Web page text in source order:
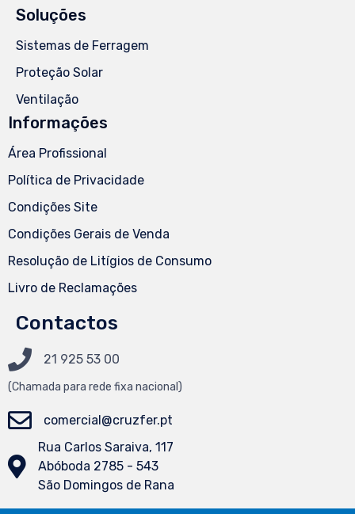
Soluções
Sistemas de Ferragem
Proteção Solar
Ventilação
Informações
Área Profissional
Política de Privacidade
Condições Site
Condições Gerais de Venda
Resolução de Litígios de Consumo
Livro de Reclamações
Contactos
21 925 53 00
(Chamada para rede fixa nacional)
comercial@cruzfer.pt
Rua Carlos Saraiva, 117
Abóboda 2785 - 543
São Domingos de Rana